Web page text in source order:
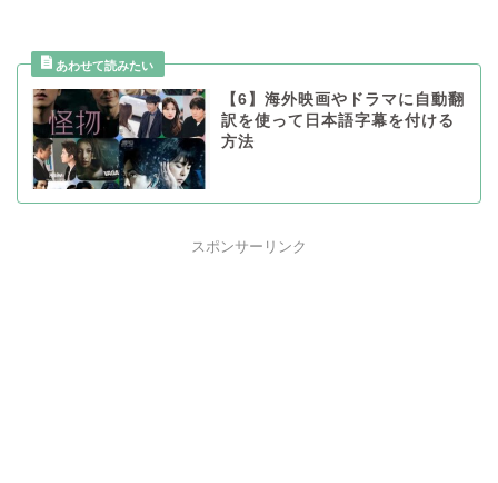
【6】海外映画やドラマに自動翻
訳を使って日本語字幕を付ける
方法
スポンサーリンク